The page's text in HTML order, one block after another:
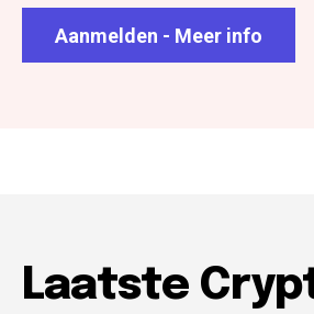
Aanmelden - Meer info
Laatste